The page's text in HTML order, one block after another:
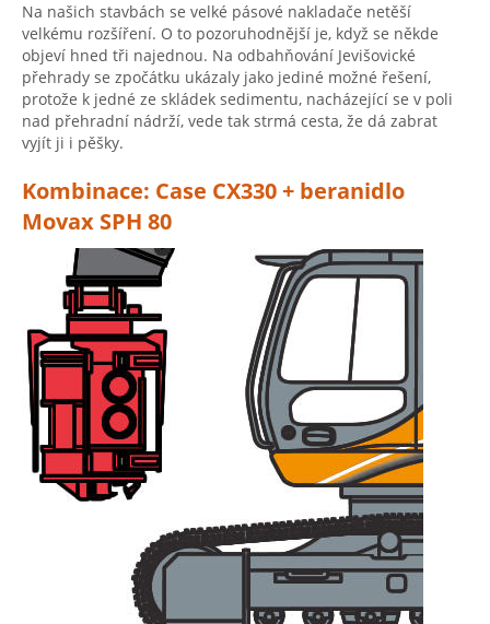
Na našich stavbách se velké pásové nakladače netěší
velkému rozšíření. O to pozoruhodnější je, když se někde
objeví hned tři najednou. Na odbahňování Jevišovické
přehrady se zpočátku ukázaly jako jediné možné řešení,
protože k jedné ze skládek sedimentu, nacházející se v poli
nad přehradní nádrží, vede tak strmá cesta, že dá zabrat
vyjít ji i pěšky.
Kombinace: Case CX330 + beranidlo
Movax SPH 80